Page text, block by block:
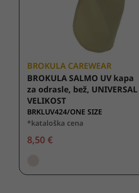
BROKULA CAREWEAR
BROKULA SALMO UV kapa
za odrasle, bež, UNIVERSAL
VELIKOST
BRKLUV424/ONE SIZE
*kataloška cena
8,50 €